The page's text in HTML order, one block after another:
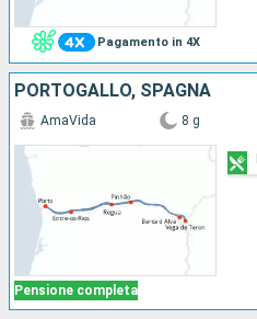
Pagamento in 4X
PORTOGALLO, SPAGNA
Pensione completa
AmaVida 8 g